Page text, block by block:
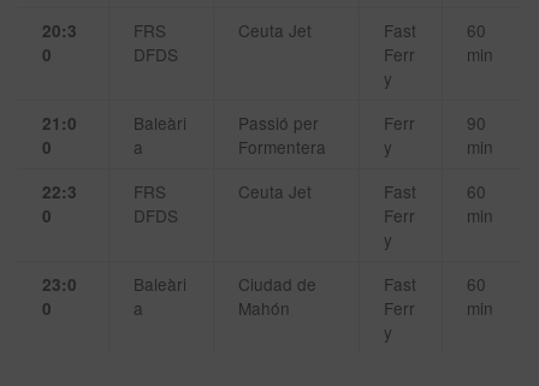
20:3
0
FRS
DFDS
Ceuta Jet
Fast
Ferr
y
60
min
21:0
0
Baleàri
a
Passió per
Formentera
Ferr
y
90
min
22:3
0
FRS
DFDS
Ceuta Jet
Fast
Ferr
y
60
min
23:0
0
Baleàri
a
Ciudad de
Mahón
Fast
Ferr
y
60
min